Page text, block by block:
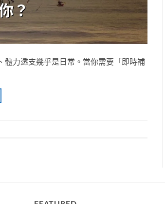
體力透支幾乎是日常。當你需要「即時補